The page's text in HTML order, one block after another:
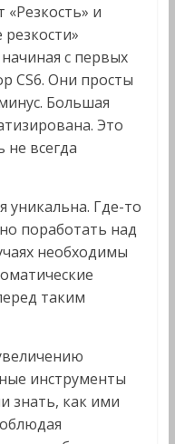
и
с первых
CS6. Они просты
Большая
Это
не всегда
уникальна. Где-то
поработать над
необходимы
таким
инструменты
знать, как ими